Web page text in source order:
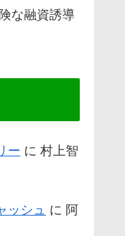
な融資誘導
ー に 村上智
ッシュ に 阿